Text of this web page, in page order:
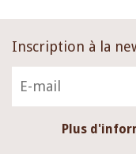
Inscription à la
Plus